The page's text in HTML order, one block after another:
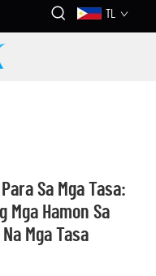
TL
Sa Mga Tasa:
Mga Hamon Sa
Mga Tasa